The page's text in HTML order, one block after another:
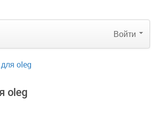
Войти
oleg
oleg